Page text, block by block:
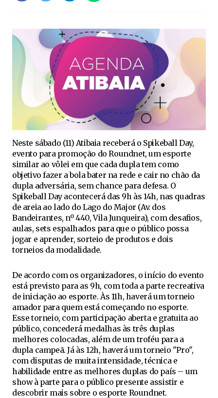
Neste sábado (11) Atibaia receberá o Spikeball Day,
evento para promoção do Roundnet, um esporte
similar ao vôlei em que cada dupla tem como
objetivo fazer a bola bater na rede e cair no chão da
dupla adversária, sem chance para defesa. O
Spikeball Day acontecerá das 9h às 14h, nas quadras
de areia ao lado do Lago do Major (Av. dos
Bandeirantes, nº 440, Vila Junqueira), com desafios,
aulas, sets espalhados para que o público possa
jogar e aprender, sorteio de produtos e dois
torneios da modalidade.
De acordo com os organizadores, o início do evento
está previsto para as 9h, com toda a parte recreativa
de iniciação ao esporte. Às 11h, haverá um torneio
amador para quem está começando no esporte.
Esse torneio, com participação aberta e gratuita ao
público, concederá medalhas às três duplas
melhores colocadas, além de um troféu para a
dupla campeã. Já às 12h, haverá um torneio "Pro",
com disputas de muita intensidade, técnica e
habilidade entre as melhores duplas do país – um
show à parte para o público presente assistir e
descobrir mais sobre o esporte Roundnet.